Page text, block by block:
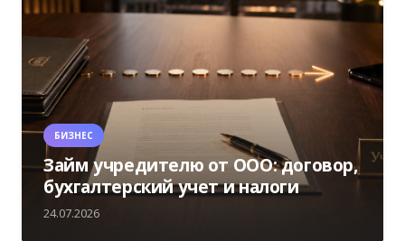
БИЗНЕС
Займ учредителю от ООО: договор,
бухгалтерский учет и налоги
24.07.2026